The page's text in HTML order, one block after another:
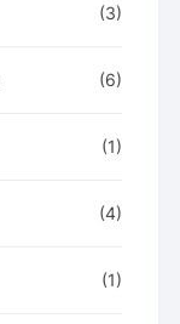
(3)
(6)
(1)
(4)
(1)